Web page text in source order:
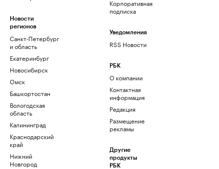
Новости
регионов
Санкт-Петербург
и область
Екатеринбург
Новосибирск
Омск
Башкортостан
Вологодская
область
Калининград
Краснодарский
край
Нижний
Новгород
Корпоративная
подписка
Уведомления
RSS Новости
РБК
О компании
Контактная
информация
Редакция
Размещение
рекламы
Другие
продукты
РБК